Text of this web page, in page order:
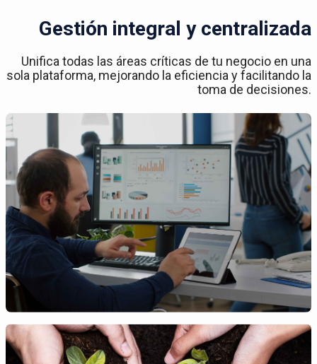
Gestión integral y centralizada
Unifica todas las áreas críticas de tu negocio en una
sola plataforma, mejorando la eficiencia y facilitando la
toma de decisiones.